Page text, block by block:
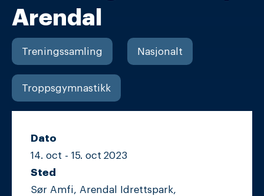
Arendal
Treningssamling Nasjonalt
Troppsgymnastikk
Dato
14. oct - 15. oct 2023
Sted
Sør Amfi, Arendal Idrettspark,